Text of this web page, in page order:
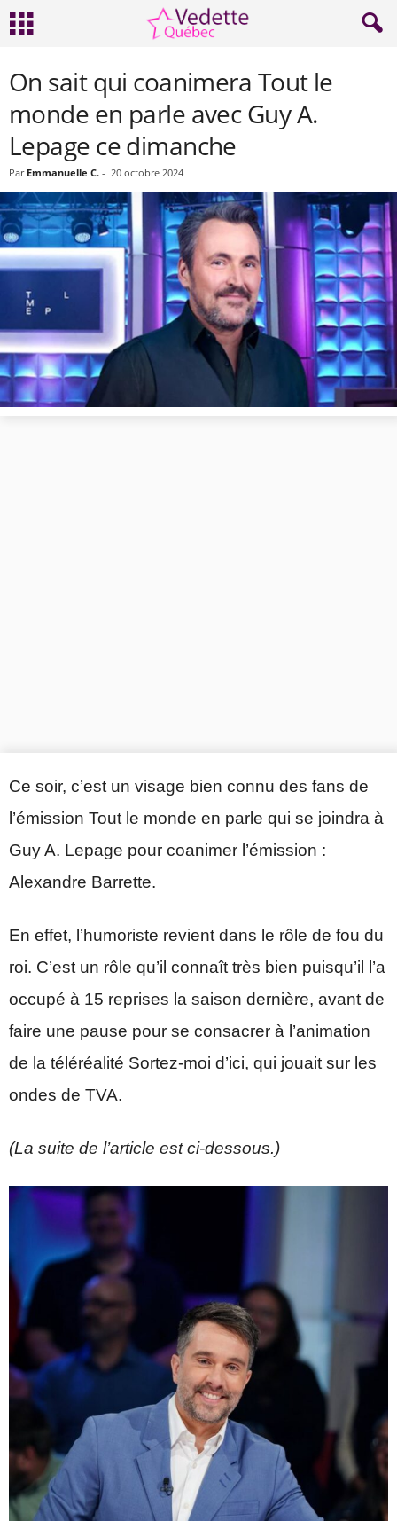
On sait qui coanimera Tout le
monde en parle avec Guy A.
Lepage ce dimanche
Par Emmanuelle C. - 20 octobre 2024
Ce soir, c’est un visage bien connu des fans de
l’émission Tout le monde en parle qui se joindra à
Guy A. Lepage pour coanimer l’émission :
Alexandre Barrette.
En effet, l’humoriste revient dans le rôle de fou du
roi. C’est un rôle qu’il connaît très bien puisqu’il l’a
occupé à 15 reprises la saison dernière, avant de
faire une pause pour se consacrer à l’animation
de la téléréalité Sortez-moi d’ici, qui jouait sur les
ondes de TVA.
(La suite de l’article est ci-dessous.)